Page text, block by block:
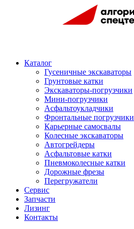
Каталог
Гусеничные экскаваторы
Грунтовые катки
Экскаваторы-погрузчики
Мини-погрузчики
Асфальтоукладчики
Фронтальные погрузчики
Карьерные самосвалы
Колесные экскаваторы
Автогрейдеры
Асфальтовые катки
Пневмоколесные катки
Дорожные фрезы
Перегружатели
Сервис
Запчасти
Лизинг
Контакты